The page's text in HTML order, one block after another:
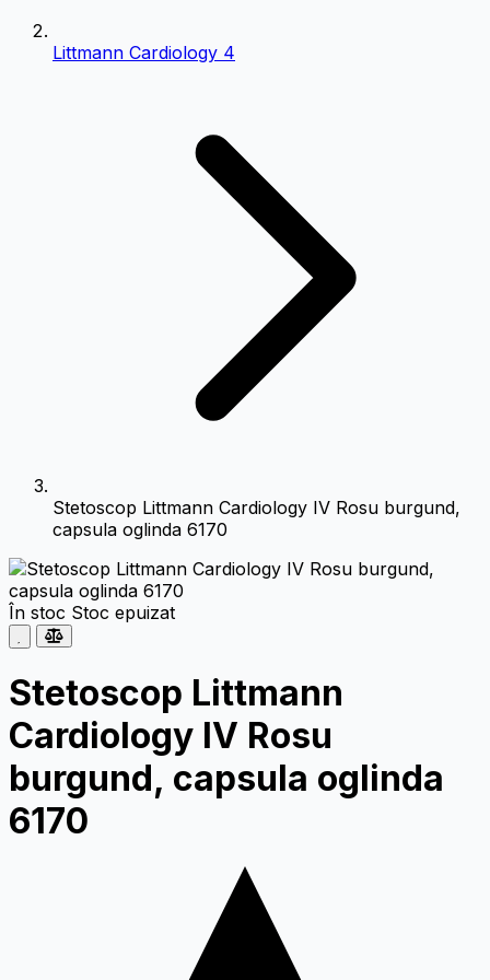
Littmann Cardiology 4
Stetoscop Littmann Cardiology IV Rosu burgund,
capsula oglinda 6170
În stoc Stoc epuizat
Stetoscop Littmann
Cardiology IV Rosu
burgund, capsula oglinda
6170